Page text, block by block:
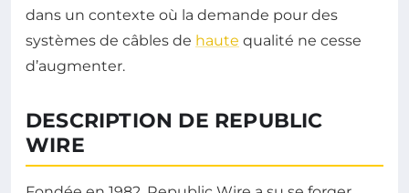
dans un contexte où la demande pour des
systèmes de câbles de haute qualité ne cesse
d’augmenter.
DESCRIPTION DE REPUBLIC
WIRE